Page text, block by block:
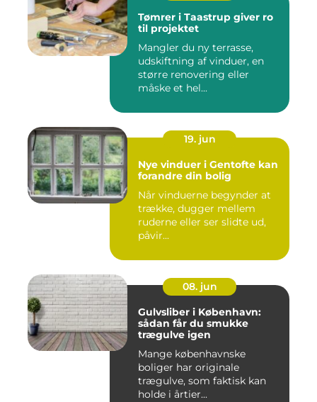
Tømrer i Taastrup giver ro
til projektet
Mangler du ny terrasse,
udskiftning af vinduer, en
større renovering eller
måske et hel...
19. jun
Nye vinduer i Gentofte kan
forandre din bolig
Når vinduerne begynder at
trække, dugger mellem
ruderne eller ser slidte ud,
påvir...
08. jun
Gulvsliber i København:
sådan får du smukke
trægulve igen
Mange københavnske
boliger har originale
trægulve, som faktisk kan
holde i årtier...